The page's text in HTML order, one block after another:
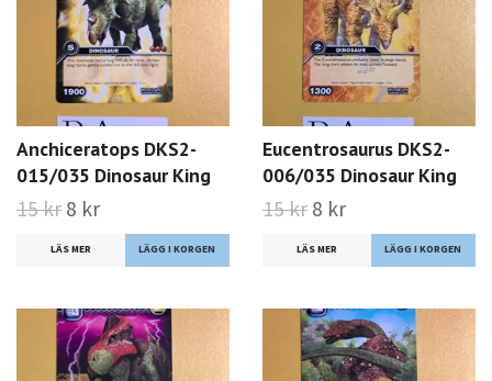
Anchiceratops DKS2-
015/035 Dinosaur King
15 kr 8 kr
LÄS MER
Eucentrosaurus DKS2-
006/035 Dinosaur King
15 kr 8 kr
LÄS MER